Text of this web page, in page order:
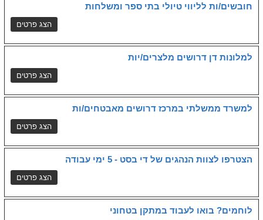
חובשים/ות לליווי טיולי בתי ספר ומשלחות
למלונות דן דרושים מלצרים/יות
למשרד ממשלתי במרכז דרושים מאבטחים/ות
הצטרפו לצוות הנהגים של די בסט - 5 ימי עבודה
לוחמים? בואו לעבוד במתקן בטחוני